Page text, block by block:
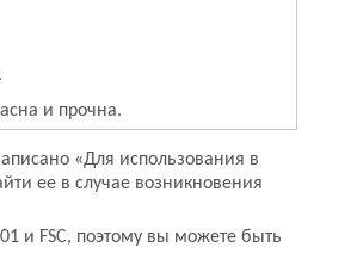
и прочна.
«Для использования в
ее в случае возникновения
и FSC, поэтому вы можете быть